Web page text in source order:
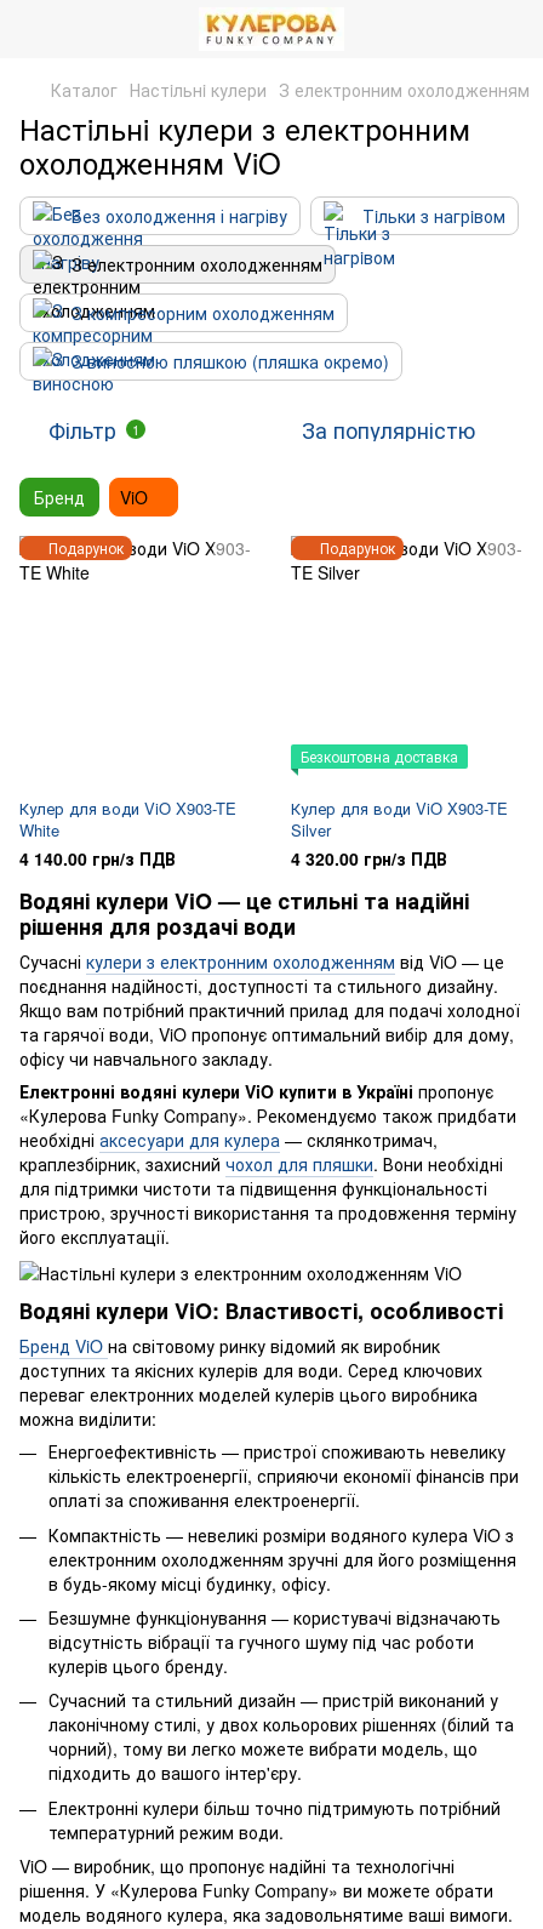
Каталог Настiльнi кулери З електронним охолодженням
Настiльнi кулери з електронним
охолодженням ViO
Без охолодження і нагріву
Тiльки з нагрiвом
З електронним охолодженням
З компресорним охолодженням
З виносною пляшкою (пляшка окремо)
Фільтр 1 За популярністю
Бренд ViO
Подарунок
Кулер для води ViO X903-TE
White
4 140.00 грн/з ПДВ
Подарунок
Безкоштовна доставка
Кулер для води ViO X903-TE
Silver
4 320.00 грн/з ПДВ
Водяні кулери ViO — це стильні та надійні
рішення для роздачі води
Сучасні кулери з електронним охолодженням від ViO — це
поєднання надійності, доступності та стильного дизайну.
Якщо вам потрібний практичний прилад для подачі холодної
та гарячої води, ViO пропонує оптимальний вибір для дому,
офісу чи навчального закладу.
Електронні водяні кулери ViO купити в Україні пропонує
«Кулерова Funky Company». Рекомендуємо також придбати
необхідні аксесуари для кулера — склянкотримач,
краплезбірник, захисний чохол для пляшки. Вони необхідні
для підтримки чистоти та підвищення функціональності
пристрою, зручності використання та продовження терміну
його експлуатації.
Водяні кулери ViO: Властивості, особливості
Бренд ViO на світовому ринку відомий як виробник
доступних та якісних кулерів для води. Серед ключових
переваг електронних моделей кулерів цього виробника
можна виділити:
Енергоефективність — пристрої споживають невелику
кількість електроенергії, сприяючи економії фінансів при
оплаті за споживання електроенергії.
Компактність — невеликі розміри водяного кулера ViO з
електронним охолодженням зручні для його розміщення
в будь-якому місці будинку, офісу.
Безшумне функціонування — користувачі відзначають
відсутність вібрації та гучного шуму під час роботи
кулерів цього бренду.
Сучасний та стильний дизайн — пристрій виконаний у
лаконічному стилі, у двох кольорових рішеннях (білий та
чорний), тому ви легко можете вибрати модель, що
підходить до вашого інтер'єру.
Електронні кулери більш точно підтримують потрібний
температурний режим води.
ViO — виробник, що пропонує надійні та технологічні
рішення. У «Кулерова Funky Company» ви можете обрати
модель водяного кулера, яка задовольнятиме ваші вимоги.